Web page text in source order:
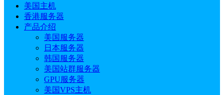
美国主机
香港服务器
产品介绍
美国服务器
日本服务器
韩国服务器
美国站群服务器
GPU服务器
美国VPS主机